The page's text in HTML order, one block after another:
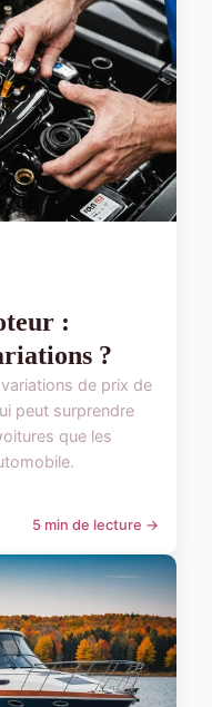
:
?
de prix de
peut surprendre
que les
5 min de lecture →